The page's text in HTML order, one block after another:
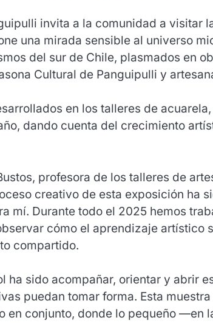
invita a la comunidad a visitar
una mirada sensible al universo
del sur de Chile, plasmados en
Cultural de Panguipulli y
en los talleres de
dando cuenta del crecimiento
profesora de los talleres de
creativo de esta exposición ha
mí. Durante todo el 2025 hemos
cómo el aprendizaje artístico
compartido.
ha sido acompañar, orientar y abrir
puedan tomar forma. Esta
en conjunto, donde lo pequeño —en